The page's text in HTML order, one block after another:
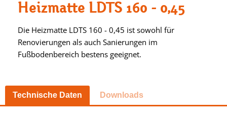
Heizmatte LDTS 160 - 0,45
Die Heizmatte LDTS 160 - 0,45 ist sowohl für
Renovierungen als auch Sanierungen im
Fußbodenbereich bestens geeignet.
Technische Daten Downloads